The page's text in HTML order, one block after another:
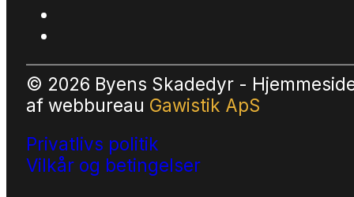
© 2026 Byens Skadedyr -
af webbureau Gawistik ApS
Privatlivs politik
Vilkår og betingelser